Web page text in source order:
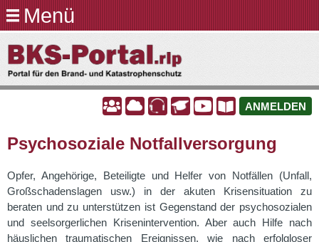
zum
Inhalt
BKS-
Portal.rlp
A
A A ANMELDEN
Psychosoziale Notfallversorgung
Opfer, Angehörige, Beteiligte und Helfer von Notfällen (Unfall,
Großschadenslagen usw.) in der akuten Krisensituation zu
beraten und zu unterstützen ist Gegenstand der psychosozialen
und seelsorgerlichen Krisenintervention. Aber auch Hilfe nach
häuslichen traumatischen Ereignissen, wie nach erfolgloser
Menü